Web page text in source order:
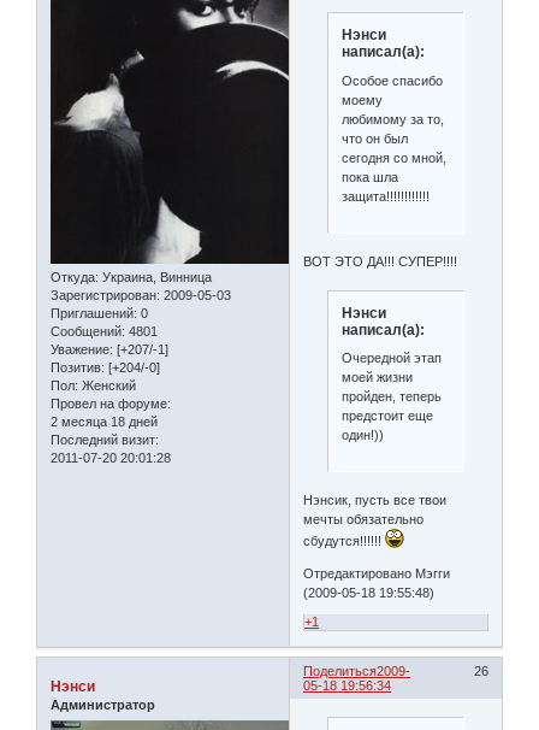
Откуда: Украина, Винница
Зарегистрирован: 2009-05-03
Приглашений: 0
Сообщений: 4801
Уважение: [+207/-1]
Позитив: [+204/-0]
Пол: Женский
Провел на форуме:
2 месяца 18 дней
Последний визит:
2011-07-20 20:01:28
Нэнси
написал(а):
Особое спасибо
моему
любимому за то,
что он был
сегодня со мной,
пока шла
защита!!!!!!!!!!!!
ВОТ ЭТО ДА!!! СУПЕР!!!!
Нэнси
написал(а):
Очередной этап
моей жизни
пройден, теперь
предстоит еще
один!))
Нэнсик, пусть все твои
мечты обязательно
сбудутся!!!!!!
Отредактировано Мэгги
(2009-05-18 19:55:48)
+1
Поделиться 26
2009-
05-18 19:56:34
Нэнси
Администратор